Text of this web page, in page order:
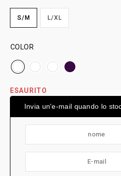
S/M L/XL
COLOR
ESAURITO
Invia un'e-mail quando lo